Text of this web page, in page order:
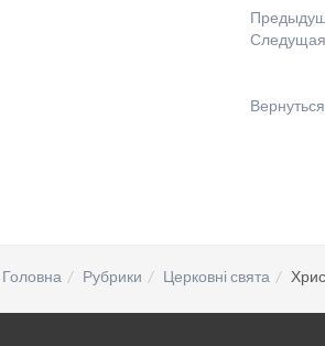
Следущая
Вернуться
Головна Рубрики Церковні свята